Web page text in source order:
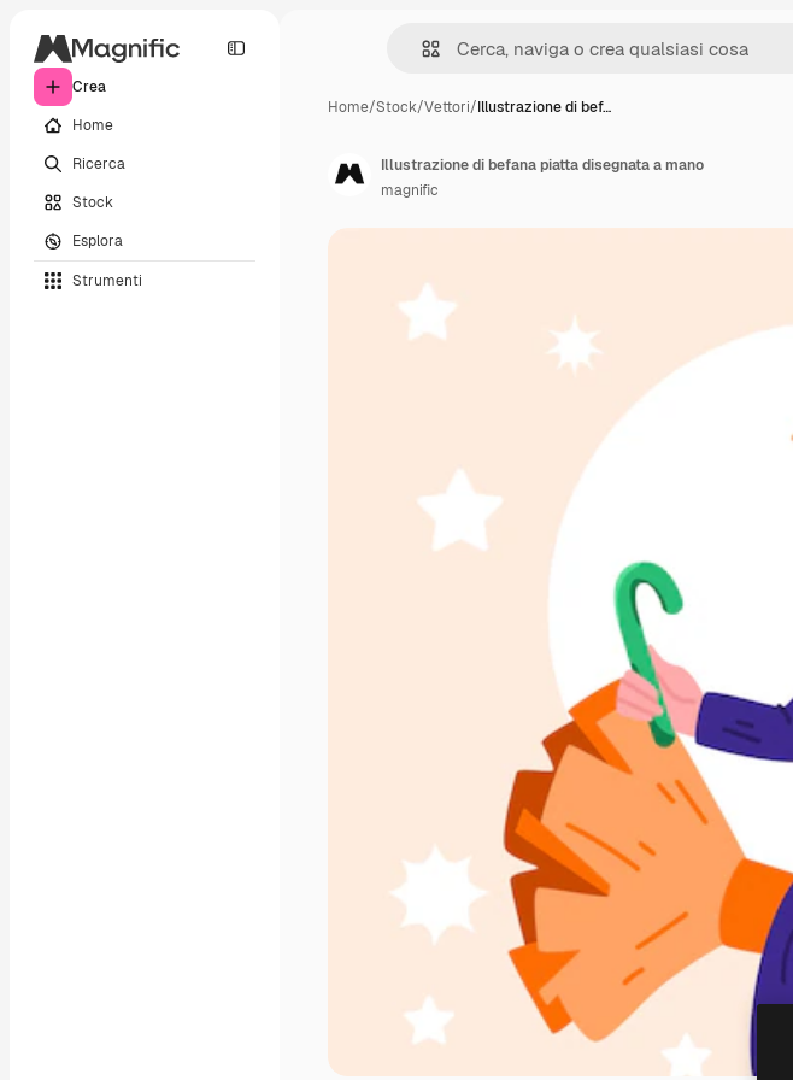
Crea
Home
Ricerca
Stock
Esplora
Strumenti
Home/Stock/Vettori/Illustrazione di bef…
Illustrazione di befana piatta disegnata a mano
magnific